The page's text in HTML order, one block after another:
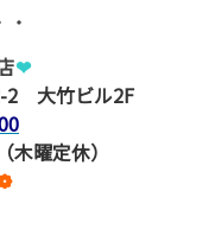
・
❤
2 大竹ビル2F
曜定休）